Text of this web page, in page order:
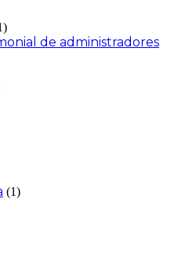
de administradores
(1)